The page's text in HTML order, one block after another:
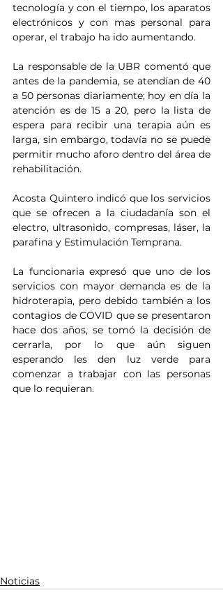
tecnología y con el tiempo, los aparatos
electrónicos y con mas personal para
operar, el trabajo ha ido aumentando.
La responsable de la UBR comentó que
antes de la pandemia, se atendían de 40
a 50 personas diariamente; hoy en día la
atención es de 15 a 20, pero la lista de
espera para recibir una terapia aún es
larga, sin embargo, todavía no se puede
permitir mucho aforo dentro del área de
rehabilitación.
Acosta Quintero indicó que los servicios
que se ofrecen a la ciudadanía son el
electro, ultrasonido, compresas, láser, la
parafina y Estimulación Temprana.
La funcionaria expresó que uno de los
servicios con mayor demanda es de la
hidroterapia, pero debido también a los
contagios de COVID que se presentaron
hace dos años, se tomó la decisión de
cerrarla, por lo que aún siguen
esperando les den luz verde para
comenzar a trabajar con las personas
que lo requieran.
Noticias